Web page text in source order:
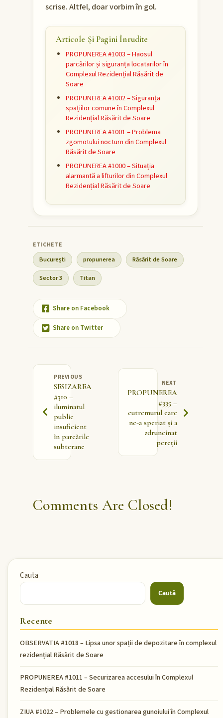
scrise. Altfel, doar vorbim în gol.
Articole Și Pagini Înrudite
PROPUNEREA #1003 – Haosul
parcărilor și siguranța locatarilor în
Complexul Rezidențial Răsărit de
Soare
PROPUNEREA #1002 – Siguranța
spațiilor comune în Complexul
Rezidențial Răsărit de Soare
PROPUNEREA #1001 – Problema
zgomotului nocturn din Complexul
Răsărit de Soare
PROPUNEREA #1000 – Situația
alarmantă a lifturilor din Complexul
Rezidențial Răsărit de Soare
București propunerea Răsărit de Soare
Sector 3 Titan
Share on Facebook
Share on Twitter
PREVIOUS
SESIZAREA
#310 –
iluminatul
public
insuficient
în parcările
subterane
NEXT
PROPUNEREA
#335 –
cutremurul care
ne-a speriat și a
zdruncinat
pereții
Comments Are Closed!
Cauta
Caută
Recente
OBSERVATIA #1018 – Lipsa unor spații de depozitare în complexul
rezidențial Răsărit de Soare
PROPUNEREA #1011 – Securizarea accesului în Complexul
Rezidențial Răsărit de Soare
ZIUA #1022 – Problemele cu gestionarea gunoiului în Complexul